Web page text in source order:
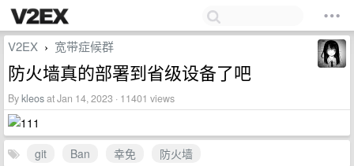
V2EX › 宽带症候群
防火墙真的部署到省级设备了吧
Bykleosat Jan 14, 2023 · 11401 views
git Ban 幸免
防火墙